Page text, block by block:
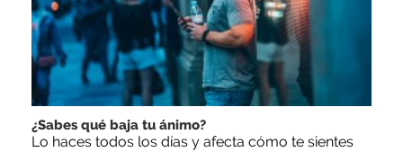
¿Sabes qué baja tu ánimo?
Lo haces todos los días y afecta cómo te sientes